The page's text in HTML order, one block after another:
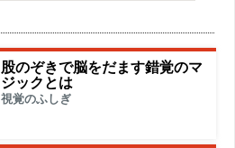
股のぞきで脳をだます錯覚のマ
ジックとは
視覚のふしぎ